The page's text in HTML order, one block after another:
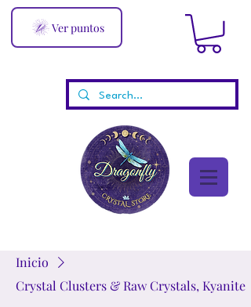
Ver puntos
Inicio
Crystal Clusters & Raw Crystals, Kyanite